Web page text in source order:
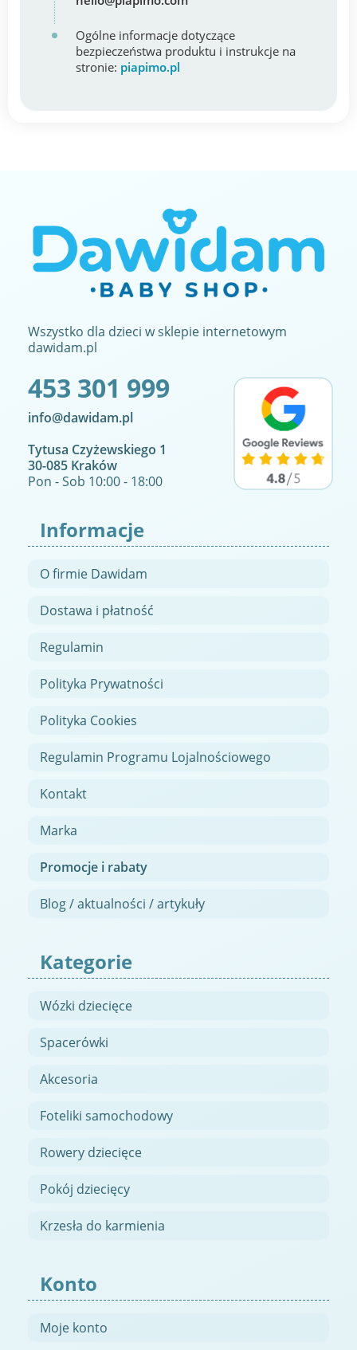
Ogólne informacje dotyczące
bezpieczeństwa produktu i instrukcje na
stronie: piapimo.pl
Wszystko dla dzieci w sklepie internetowym
dawidam.pl
453 301 999
info@dawidam.pl
Tytusa Czyżewskiego 1
30-085 Kraków
Pon - Sob 10:00 - 18:00
Informacje
O firmie Dawidam
Dostawa i płatność
Regulamin
Polityka Prywatności
Polityka Cookies
Regulamin Programu Lojalnościowego
Kontakt
Marka
Promocje i rabaty
Blog / aktualności / artykuły
Kategorie
Wózki dziecięce
Spacerówki
Akcesoria
Foteliki samochodowy
Rowery dziecięce
Pokój dziecięcy
Krzesła do karmienia
Konto
Moje konto